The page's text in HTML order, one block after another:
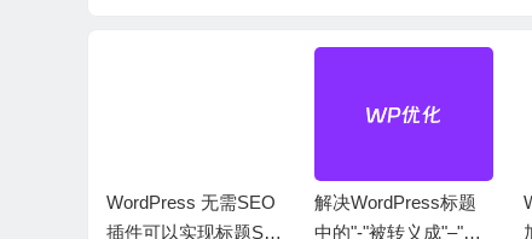
WordPress 无需SEO
插件可以实现标题SE
解决WordPress标题
中的"-"被转义成"–"问